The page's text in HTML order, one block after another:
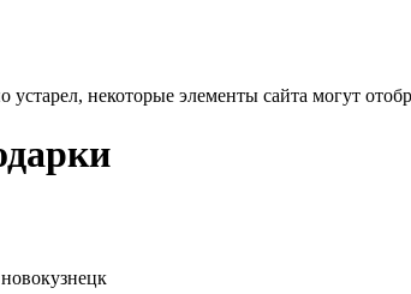
устарел, некоторые элементы сайта могут